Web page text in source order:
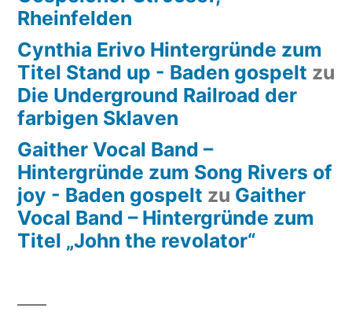
Rheinfelden
Cynthia Erivo Hintergründe zum
Titel Stand up - Baden gospelt zu
Die Underground Railroad der
farbigen Sklaven
Gaither Vocal Band –
Hintergründe zum Song Rivers of
joy - Baden gospelt zu Gaither
Vocal Band – Hintergründe zum
Titel „John the revolator“